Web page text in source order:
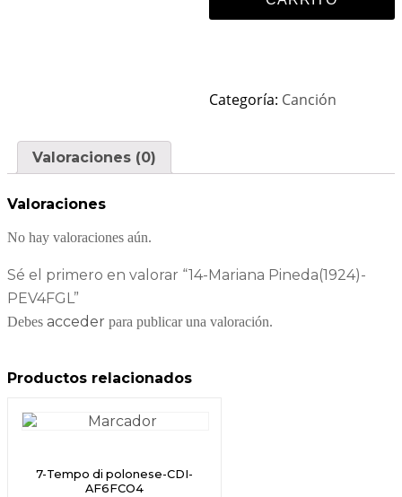
Categoría: Canción
Valoraciones (0)
Valoraciones
No hay valoraciones aún.
Sé el primero en valorar “14-Mariana Pineda(1924)-
PEV4FGL”
Debes acceder para publicar una valoración.
Productos relacionados
7-Tempo di polonese-CDI-
AF6FCO4